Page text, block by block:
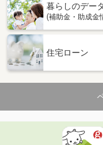
間取り
三重県津市広明町
住 所
専有面
間取り
三重県津市広明町
暮らしのデー
(補助金・助成金
住宅ローン